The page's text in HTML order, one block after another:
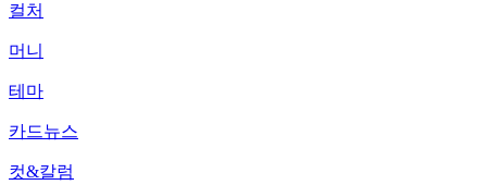
컬처
머니
테마
카드뉴스
컷&칼럼